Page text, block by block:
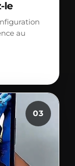
le
au
03